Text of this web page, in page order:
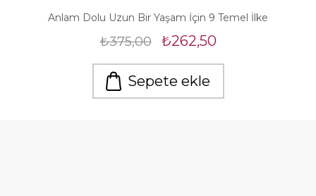
Anlam Dolu Uzun Bir Yaşam İçin 9 Temel İlke
₺375,00 ₺262,50
Sepete ekle